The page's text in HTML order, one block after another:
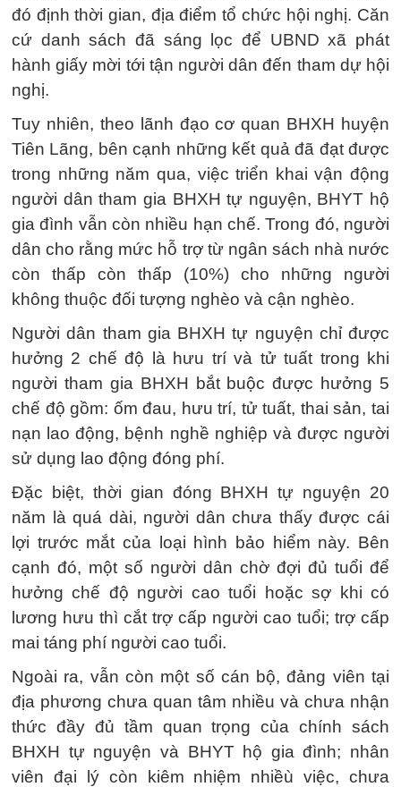
đó định thời gian, địa điểm tổ chức hội nghị. Căn
cứ danh sách đã sáng lọc để UBND xã phát
hành giấy mời tới tận người dân đến tham dự hội
nghị.
Tuy nhiên, theo lãnh đạo cơ quan BHXH huyện
Tiên Lãng, bên cạnh những kết quả đã đạt được
trong những năm qua, việc triển khai vận động
người dân tham gia BHXH tự nguyện, BHYT hộ
gia đình vẫn còn nhiều hạn chế. Trong đó, người
dân cho rằng mức hỗ trợ từ ngân sách nhà nước
còn thấp còn thấp (10%) cho những người
không thuộc đối tượng nghèo và cận nghèo.
Người dân tham gia BHXH tự nguyện chỉ được
hưởng 2 chế độ là hưu trí và tử tuất trong khi
người tham gia BHXH bắt buộc được hưởng 5
chế độ gồm: ốm đau, hưu trí, tử tuất, thai sản, tai
nạn lao động, bệnh nghề nghiệp và được người
sử dụng lao động đóng phí.
Đặc biệt, thời gian đóng BHXH tự nguyện 20
năm là quá dài, người dân chưa thấy được cái
lợi trước mắt của loại hình bảo hiểm này. Bên
cạnh đó, một số người dân chờ đợi đủ tuổi để
hưởng chế độ người cao tuổi hoặc sợ khi có
lương hưu thì cắt trợ cấp người cao tuổi; trợ cấp
mai táng phí người cao tuổi.
Ngoài ra, vẫn còn một số cán bộ, đảng viên tại
địa phương chưa quan tâm nhiều và chưa nhận
thức đầy đủ tầm quan trọng của chính sách
BHXH tự nguyện và BHYT hộ gia đình; nhân
viên đại lý còn kiêm nhiệm nhiềù việc, chưa